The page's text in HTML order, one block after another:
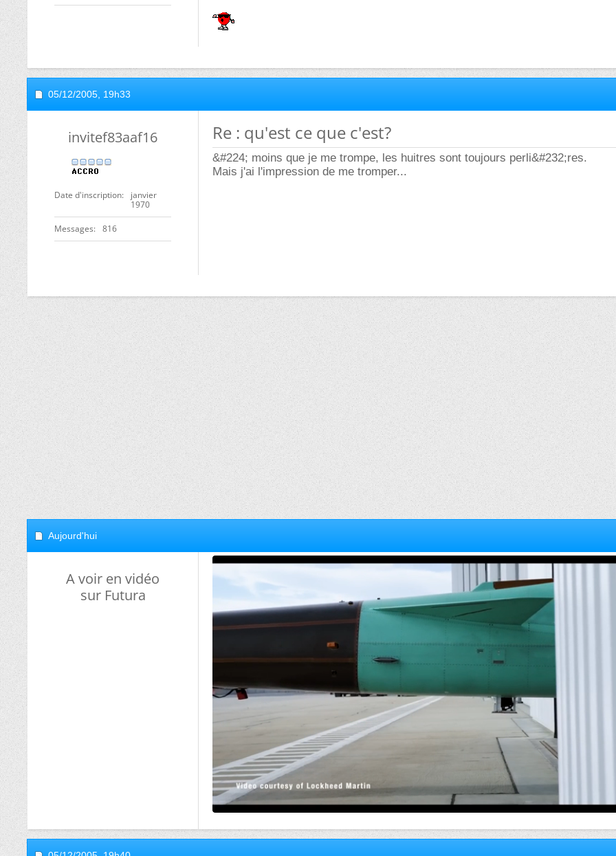
05/12/2005, 19h33
invitef83aaf16
Date d'inscription
janvier
1970
Messages 816
Re : qu'est ce que c'est?
&#224; moins que je me trompe, les huitres sont toujours perli&#232;res.
Mais j'ai l'impression de me tromper...
Aujourd'hui
A voir en vidéo
sur Futura